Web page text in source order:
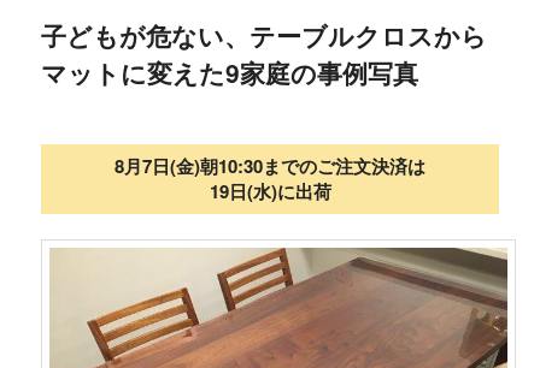
子どもが危ない、テーブルクロスから
マットに変えた9家庭の事例写真
8月7日(金)朝10:30までのご注文決済は
19日(水)に出荷